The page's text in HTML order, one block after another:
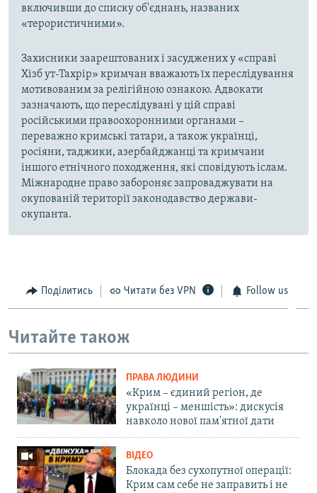
включивши до списку об'єднань, названих
«терористичними».
Захисники заарештованих і засуджених у «справі
Хізб ут-Тахрір» кримчан вважають їх переслідування
мотивованим за релігійною ознакою. Адвокати
зазначають, що переслідувані у цій справі
російськими правоохоронними органами –
переважно кримські татари, а також українці,
росіяни, таджики, азербайджанці та кримчани
іншого етнічного походження, які сповідують іслам.
Міжнародне право забороняє запроваджувати на
окупованій території законодавство держави-
окупанта.
Поділитись Читати без VPN Follow us
Читайте також
ПРАВА ЛЮДИНИ
«Крим – єдиний регіон, де
українці – меншість»: дискусія
навколо нової пам'ятної дати
ВІДЕО
Блокада без сухопутної операції:
Крим сам себе не заправить і не